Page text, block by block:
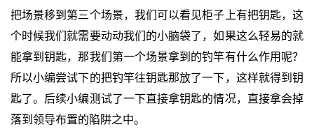
把场景移到第三个场景，我们可以看见柜子上有把钥匙，这
个时候我们就需要动动我们的小脑袋了，如果这么轻易的就
能拿到钥匙，那我们第一个场景拿到的钓竿有什么作用呢？
所以小编尝试下的把钓竿往钥匙那放了一下，这样就得到钥
匙了。后续小编测试了一下直接拿钥匙的情况，直接拿会掉
落到领导布置的陷阱之中。